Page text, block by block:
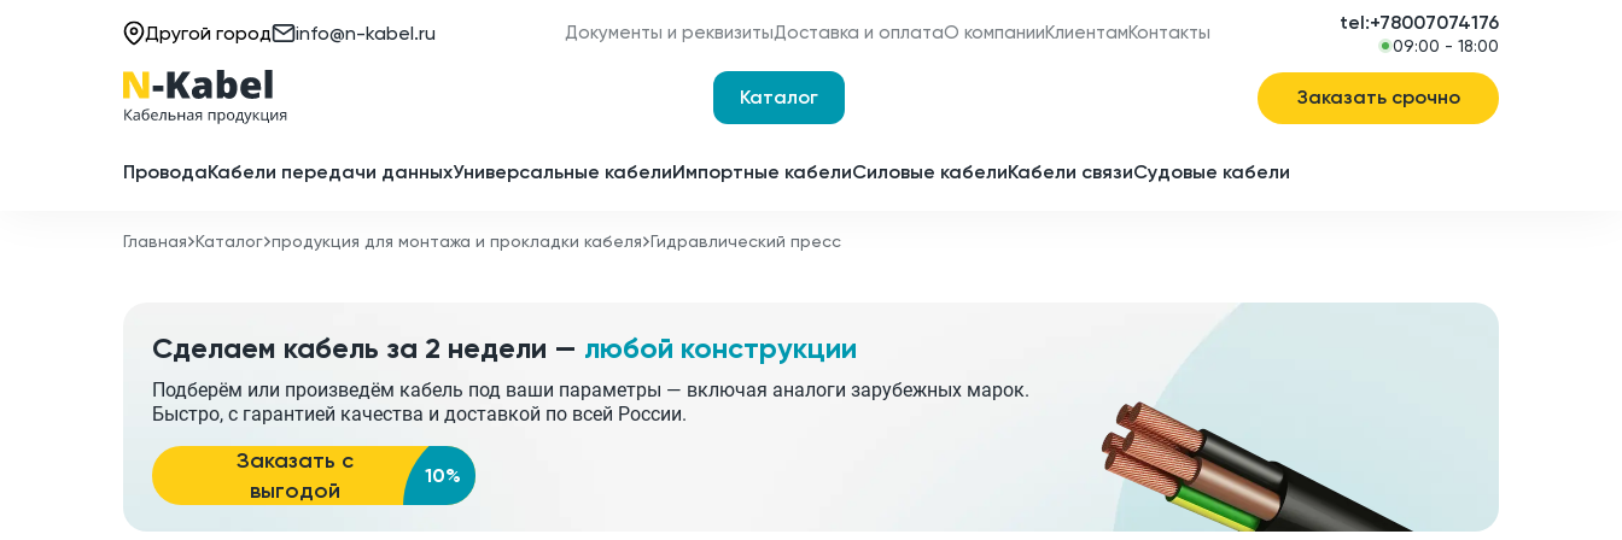
Другой город info@n-kabel.ru Документы и реквизитыДоставка и оплатаО компании
Наши сертификаты
отечественных
Клиентам
Оплата и доставка
Срочное изготовление
Получить спецпредложение
Контакты tel:+78007074176
09:00 - 18:00
Каталог Заказать срочно
ПроводаКабели передачи данныхУниверсальные кабелиИмпортные кабелиСиловые кабелиКабели связиСудовые кабели
Главная Каталог продукция для монтажа и прокладки кабеля Гидравлический пресс
Сделаем кабель за 2 недели — любой конструкции
Подберём или произведём кабель под ваши параметры — включая аналоги зарубежных марок.
Быстро, с гарантией качества и доставкой по всей России.
Заказать с
выгодой
10%